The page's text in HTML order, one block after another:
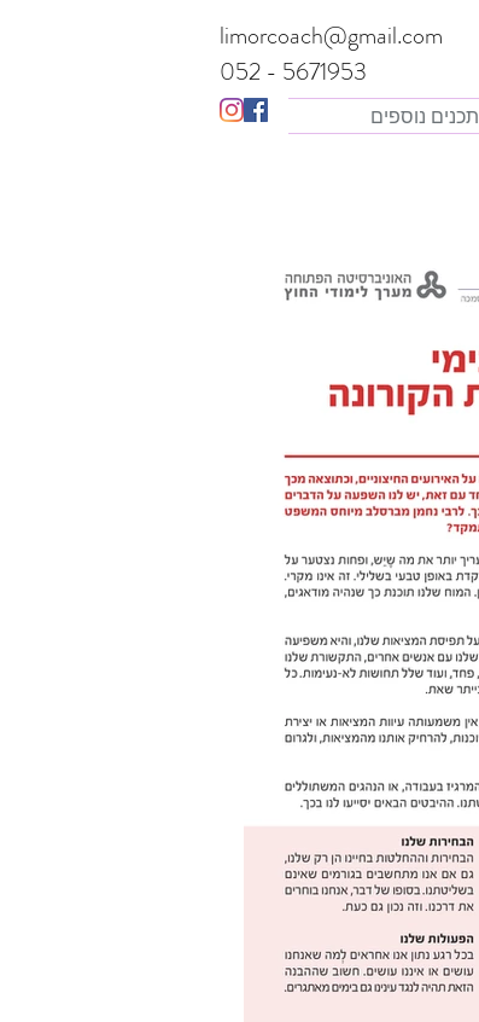
תכנים נוספים
limorcoach@gmail.com
052 - 5671953